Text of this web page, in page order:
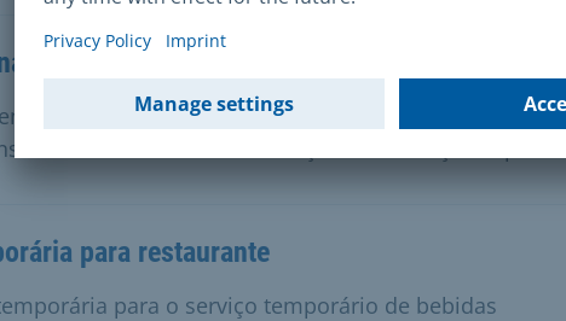
diários
montar uma banca de venda de jornais diários ou
necessita de uma autorização de utilização especial.
para restaurante
para o serviço temporário de bebidas